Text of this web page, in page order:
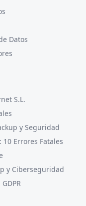
Datos
S.L.
y Seguridad
Errores Fatales
y Ciberseguridad